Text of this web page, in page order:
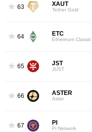
63 XAUT
Tether Gold
64 ETC
Ethereum Classic
65 JST
JUST
66 ASTER
Aster
67 PI
Pi Network